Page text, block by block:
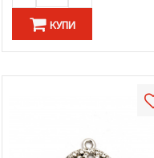
КУПИ